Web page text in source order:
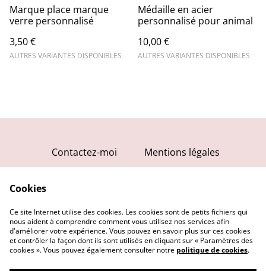
Marque place marque
verre personnalisé
3,50 €
AUTRES VARIANTES DISPONIBLES
Médaille en acier
personnalisé pour animal
10,00 €
AUTRES VARIANTES DISPONIBLES
Contactez-moi Mentions légales
Politique de cookies
Cookies
Ce site Internet utilise des cookies. Les cookies sont de petits fichiers qui
nous aident à comprendre comment vous utilisez nos services afin
d'améliorer votre expérience. Vous pouvez en savoir plus sur ces cookies
et contrôler la façon dont ils sont utilisés en cliquant sur « Paramètres des
cookies ». Vous pouvez également consulter notre politique de cookies.